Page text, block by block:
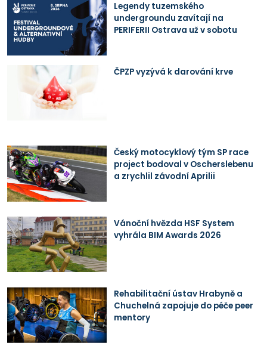
Legendy tuzemského
undergroundu zavítají na
PERIFERII Ostrava už v sobotu
ČPZP vyzývá k darování krve
Český motocyklový tým SP race
project bodoval v Oscherslebenu
a zrychlil závodní Aprilii
Vánoční hvězda HSF System
vyhrála BIM Awards 2026
Rehabilitační ústav Hrabyně a
Chuchelná zapojuje do péče peer
mentory